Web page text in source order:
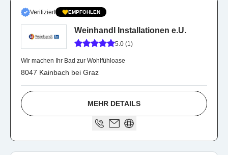
Verifiziert EMPFOHLEN
Weinhandl Installationen e.U.
5.0 (1)
Wir machen Ihr Bad zur Wohlfühloase
8047 Kainbach bei Graz
MEHR DETAILS